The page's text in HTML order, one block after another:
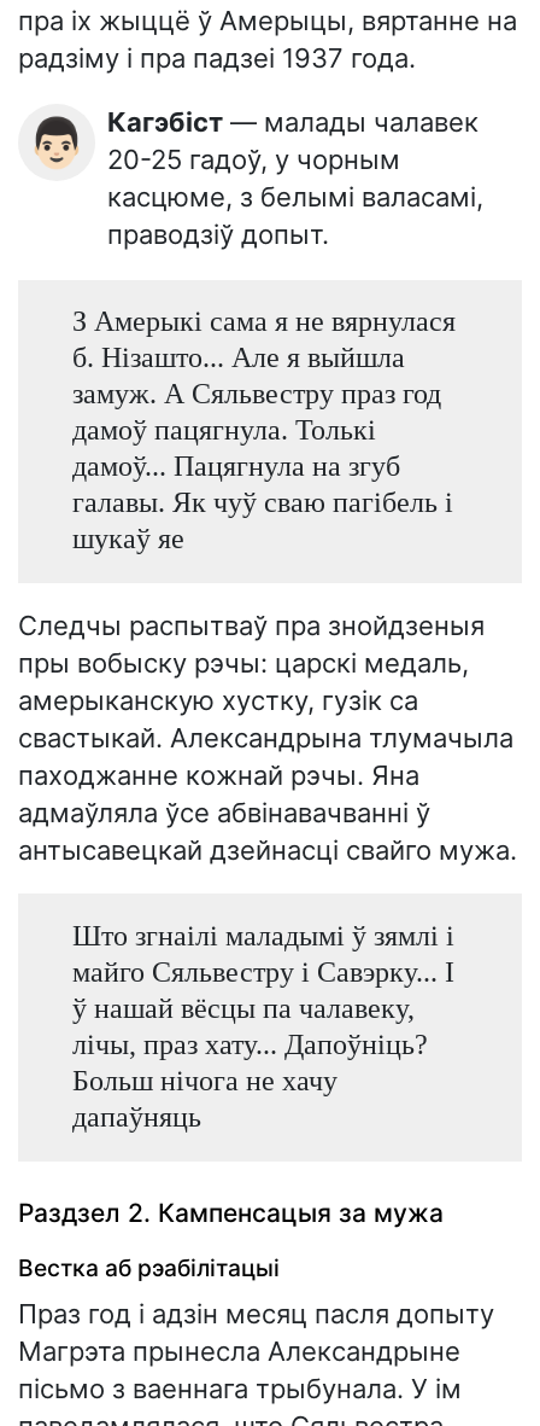
пра іх жыццё ў Амерыцы, вяртанне на
радзіму і пра падзеі 1937 года.
👨🏻 Кагэбіст — малады чалавек
20-25 гадоў, у чорным
касцюме, з белымі валасамі,
праводзіў допыт.
З Амерыкі сама я не вярнулася
б. Нізашто... Але я выйшла
замуж. А Сяльвестру праз год
дамоў пацягнула. Толькі
дамоў... Пацягнула на згуб
галавы. Як чуў сваю пагібель і
шукаў яе
Следчы распытваў пра знойдзеныя
пры вобыску рэчы: царскі медаль,
амерыканскую хустку, гузік са
свастыкай. Александрына тлумачыла
паходжанне кожнай рэчы. Яна
адмаўляла ўсе абвінавачванні ў
антысавецкай дзейнасці свайго мужа.
Што згнаілі маладымі ў зямлі і
майго Сяльвестру і Савэрку... І
ў нашай вёсцы па чалавеку,
лічы, праз хату... Дапоўніць?
Больш нічога не хачу
дапаўняць
Раздзел 2. Кампенсацыя за мужа
Вестка аб рэабілітацыі
Праз год і адзін месяц пасля допыту
Магрэта прынесла Александрыне
пісьмо з ваеннага трыбунала. У ім